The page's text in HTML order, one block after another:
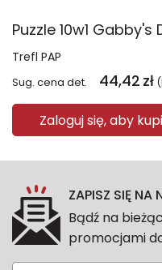
Trefl PAP
Sug. cena det. 44,42 zł
Zaloguj się, aby
ZAPISZ SIĘ NA
Bądź na
promocjami